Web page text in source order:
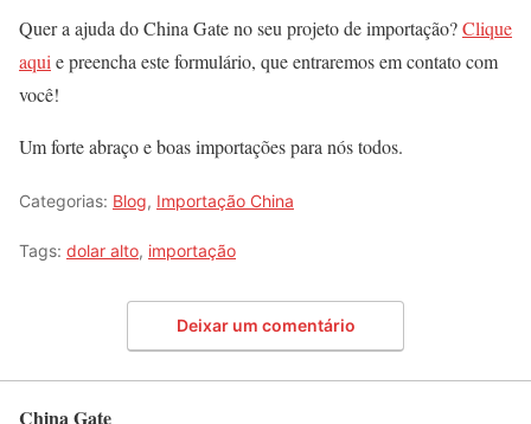
Quer a ajuda do China Gate no seu projeto de importação?Clique
aquie preencha este formulário, que entraremos em contato com
você!
Um forte abraço e boas importações para nós todos.
Categorias: Blog, Importação China
Tags: dolar alto, importação
Deixar um comentário
China Gate